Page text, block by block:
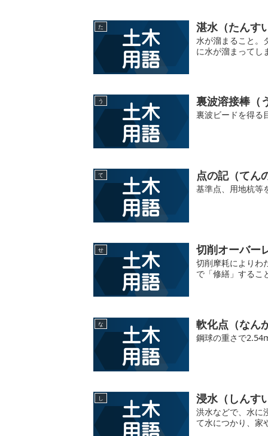
た 湛水（たんす
水が溜まること。
に水が溜まってし
う 裏波溶接棒（
裏波ビードを得る
て 点の記（てん
基準点、用地杭等
せ 切削オーバー
切削摩耗によりわ
で「修繕」するこ
な 軟化点（なん
鋼球の重さで
し 浸水（しんす
洪水などで、水に
て水につかり、家